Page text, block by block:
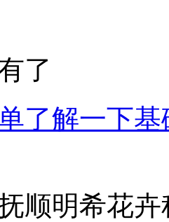
了
了解一下
顺明希花